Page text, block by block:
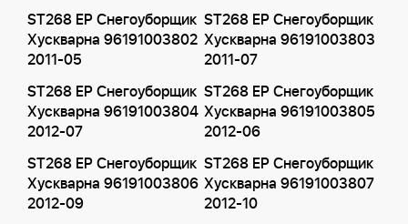
ST268 EP Снегоуборщик
Хускварна 96191003802
2011-05
ST268 EP Снегоуборщик
Хускварна 96191003803
2011-07
ST268 EP Снегоуборщик
Хускварна 96191003804
2012-07
ST268 EP Снегоуборщик
Хускварна 96191003805
2012-06
ST268 EP Снегоуборщик
Хускварна 96191003806
2012-09
ST268 EP Снегоуборщик
Хускварна 96191003807
2012-10